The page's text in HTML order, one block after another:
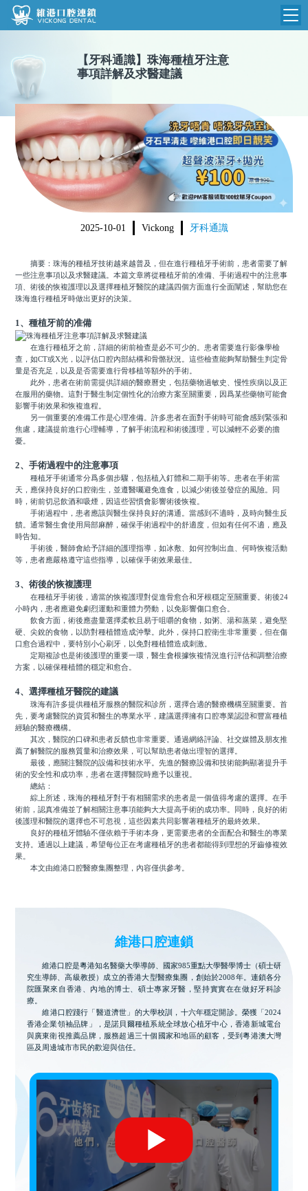
維港首頁
品牌介紹
環境設備
醫院新聞
收費標準
N
收費總表
植牙收費
根管收費
美學收費
箍牙收費
醫生團隊
門診時間
【 牙科通識】 珠海種植牙注意
事項詳解及求醫建議
2025-10-01 Vickong 牙科通識
摘要：珠海的種植牙技術越來越普及，但在進行種植牙手術前，患者需要了解
一些注意事項以及求醫建議。本篇文章將從種植牙前的准備、手術過程中的注意事
項、術後的恢複護理以及選擇種植牙醫院的建議四個方面進行全面闡述，幫助您在
珠海進行種植牙時做出更好的決策。
1、種植牙前的准備
在進行種植牙之前，詳細的術前檢查是必不可少的。患者需要進行影像學檢
查，如CT或X光，以評估口腔內部結構和骨骼狀況。這些檢查能夠幫助醫生判定骨
量是否充足，以及是否需要進行骨移植等額外的手術。
此外，患者在術前需提供詳細的醫療曆史，包括藥物過敏史、慢性疾病以及正
在服用的藥物。這對于醫生制定個性化的治療方案至關重要，因爲某些藥物可能會
影響手術效果和恢複進程。
另一個重要的准備工作是心理准備。許多患者在面對手術時可能會感到緊張和
焦慮，建議提前進行心理輔導，了解手術流程和術後護理，可以減輕不必要的擔
憂。
2、手術過程中的注意事項
種植牙手術通常分爲多個步驟，包括植入釘體和二期手術等。患者在手術當
天，應保持良好的口腔衛生，並遵醫囑避免進食，以減少術後並發症的風險。同
時，術前切忌飲酒和吸煙，因這些習慣會影響術後恢複。
手術過程中，患者應該與醫生保持良好的溝通。當感到不適時，及時向醫生反
饋。通常醫生會使用局部麻醉，確保手術過程中的舒適度，但如有任何不適，應及
時告知。
手術後，醫師會給予詳細的護理指導，如冰敷、如何控制出血、何時恢複活動
等，患者應嚴格遵守這些指導，以確保手術效果最佳。
3、術後的恢複護理
在種植牙手術後，適當的恢複護理對促進骨愈合和牙根穩定至關重要。術後24
小時內，患者應避免劇烈運動和重體力勞動，以免影響傷口愈合。
飲食方面，術後應盡量選擇柔軟且易于咀嚼的食物，如粥、湯和蒸菜，避免堅
硬、尖銳的食物，以防對種植體造成沖擊。此外，保持口腔衛生非常重要，但在傷
口愈合過程中，要特別小心刷牙，以免對種植體造成刺激。
定期複診也是術後護理的重要一環，醫生會根據恢複情況進行評估和調整治療
方案，以確保種植體的穩定和愈合。
4、選擇種植牙醫院的建議
珠海有許多提供種植牙服務的醫院和診所，選擇合適的醫療機構至關重要。首
先，要考慮醫院的資質和醫生的專業水平，建議選擇擁有口腔專業認證和豐富種植
經驗的醫療機構。
其次，醫院的口碑和患者反饋也非常重要。通過網絡評論、社交媒體及朋友推
薦了解醫院的服務質量和治療效果，可以幫助患者做出理智的選擇。
最後，應關注醫院的設備和技術水平。先進的醫療設備和技術能夠顯著提升手
術的安全性和成功率，患者在選擇醫院時應予以重視。
總結：
綜上所述，珠海的種植牙對于有相關需求的患者是一個值得考慮的選擇。在手
術前，認真准備並了解相關注意事項能夠大大提高手術的成功率。同時，良好的術
後護理和醫院的選擇也不可忽視，這些因素共同影響著種植牙的最終效果。
良好的種植牙體驗不僅依賴于手術本身，更需要患者的全面配合和醫生的專業
支持。通過以上建議，希望每位正在考慮種植牙的患者都能得到理想的牙齒修複效
果。
本文由維港口腔醫療集團整理，內容僅供參考。
維港口腔連鎖
維港口腔是粵港知名醫藥大學導師、國家985重點大學醫學博士（碩士研
究生導師、高級教授）成立的香港大型醫療集團，創始於2008年。連鎖各分
院匯聚來自香港、內地的博士、碩士專家牙醫，堅持實實在在做好牙科診
療。
維港口腔踐行「醫道濟世」的大學校訓，十六年穩定開診。榮獲「2024
香港企業領袖品牌」，是諾貝爾種植系統全球放心植牙中心，香港新城電台
與廣東衛視推薦品牌，服務超過三十個國家和地區的顧客，受到粵港澳大灣
區及周邊城市市民的歡迎與信任。